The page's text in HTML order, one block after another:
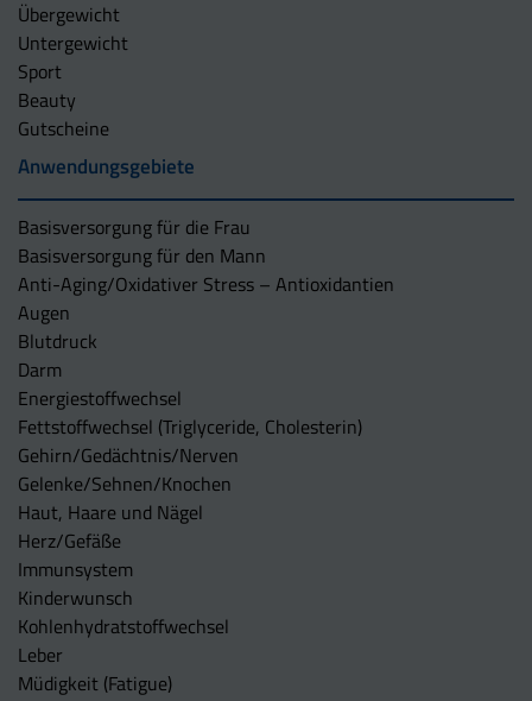
Übergewicht
Untergewicht
Sport
Beauty
Gutscheine
Anwendungsgebiete
Basisversorgung für die Frau
Basisversorgung für den Mann
Anti-Aging/Oxidativer Stress – Antioxidantien
Augen
Blutdruck
Darm
Energiestoffwechsel
Fettstoffwechsel (Triglyceride, Cholesterin)
Gehirn/Gedächtnis/Nerven
Gelenke/Sehnen/Knochen
Haut, Haare und Nägel
Herz/Gefäße
Immunsystem
Kinderwunsch
Kohlenhydratstoffwechsel
Leber
Müdigkeit (Fatigue)